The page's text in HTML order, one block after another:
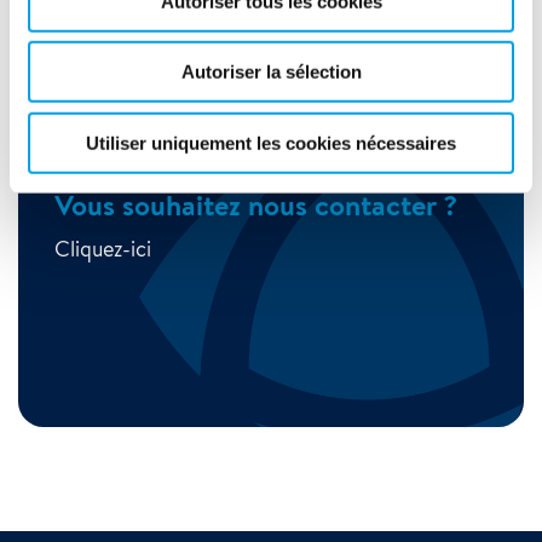
Autoriser la sélection
Utiliser uniquement les cookies nécessaires
Vous souhaitez nous contacter ?
Cliquez-ici